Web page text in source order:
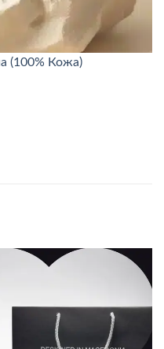
(100% Кожа)